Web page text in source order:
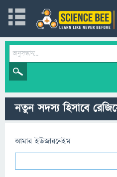
নতুন সদস্য হিসাবে
আমার ইউজারনেইম